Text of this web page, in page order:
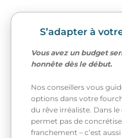
S’adapter à
Vous avez un budget
honnête dès le début.
Nos conseillers vous
options dans votre
du rêve irréaliste. Dans
permet pas de
franchement – c’est